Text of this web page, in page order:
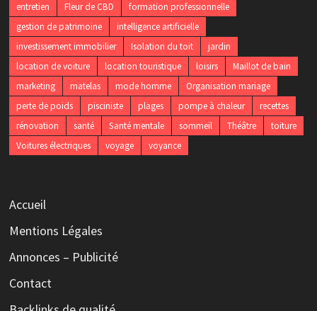
entretien
Fleur de CBD
formation professionnelle
gestion de patrimoine
intelligence artificielle
investissement immobilier
Isolation du toit
jardin
location de voiture
location touristique loisirs
Maillot de bain
marketing
matelas mode homme
Organisation mariage
perte de poids
pisciniste plages pompe à chaleur
recettes
rénovation
santé Santé mentale sommeil Théâtre
toiture
Voitures électriques
voyage voyance
Accueil
Mentions Légales
Annonces – Publicité
Contact